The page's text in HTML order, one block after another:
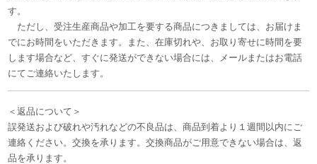
す。
ただし、受注生産商品や加工を要する商品につきましては、お届けま
でにお時間をいただきます。また、在庫切れや、お取り寄せに時間を要
します場合など、すぐに発送ができない場合には、メールまたはお電話
にてご連絡いたします。
＜返品について＞
誤発送および破れや汚れなどの不良品は、商品到着より１週間以内にご
連絡ください。交換を承ります。交換商品がご用意できない場合は、返
品を承ります。